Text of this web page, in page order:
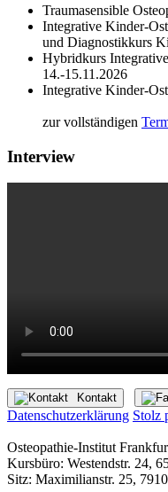
Traumasensible
Integrative Kinder-
und Diagnostikkurs
Hybridkurs
14.-15.11.2026
Integrative Kinder-
zur vollständigen
Interview
Kontakt
Datenschutzerklärung Stolz
Osteopathie-Institut
Kursbüro: Westendstr. 24,
Sitz: Maximilianstr. 25,